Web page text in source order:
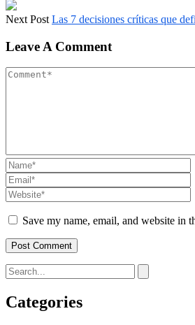
Next Post Las 7 decisiones críticas que
Leave A Comment
Save my name, email, and website in
Categories